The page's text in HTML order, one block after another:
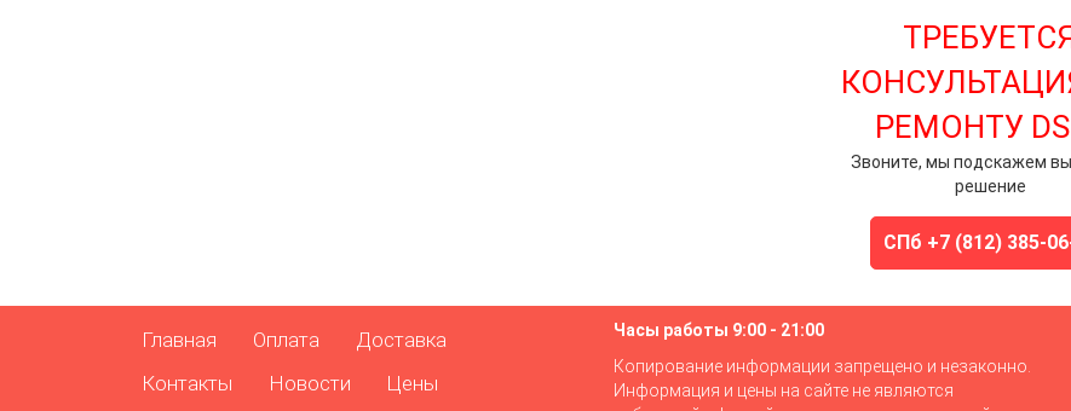
РЕМОНТУ
Звоните, мы подскажем
решение
СПб +7 (812) 385-
Главная Оплата
Доставка
Контакты
Новости Цены
Часы работы 9:00 - 21:00
Копирование информации запрещено и незаконно.
Информация и цены на сайте не являются